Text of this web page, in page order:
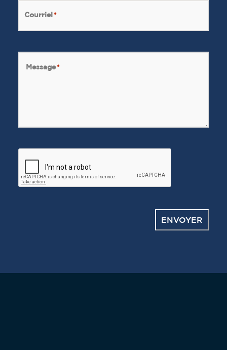
Courriel*
Message*
CAPTCHA
ENVOYER